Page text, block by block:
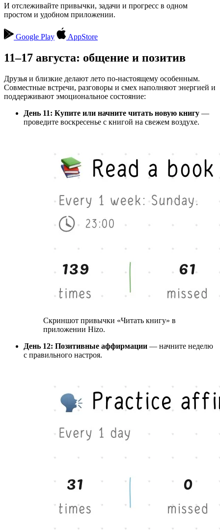
И отслеживайте привычки, задачи и прогресс в одном
простом и удобном приложении.
Google Play AppStore
11–17 августа: общение и позитив
Друзья и близкие делают лето по-настоящему особенным.
Совместные встречи, разговоры и смех наполняют энергией и
поддерживают эмоциональное состояние:
День 11: Купите или начните читать новую книгу —
проведите воскресенье с книгой на свежем воздухе.
Скриншот привычки «Читать книгу» в
приложении Hizo.
День 12: Позитивные аффирмации — начните неделю
с правильного настроя.